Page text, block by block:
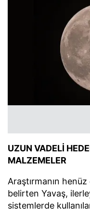
UZUN VADELİ
MALZEMELER
Araştırmanın
belirten Yavaş,
sistemlerde